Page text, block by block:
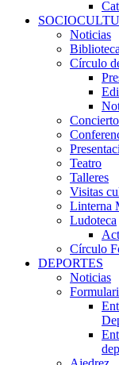
Noticias
Biblioteca
Círculo
Teatro
Talleres
Visitas
Linterna
Ludoteca
Círculo
DEPORTES
Noticias